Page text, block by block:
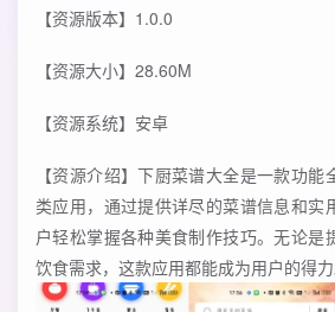
【资源版本】1.0.0
【资源大小】28.60M
【资源系统】安卓
【资源介绍】下厨菜谱大全是一款功
类应用，通过提供详尽的菜谱信息和实
户轻松掌握各种美食制作技巧。无论是
饮食需求，这款应用都能成为用户的得力